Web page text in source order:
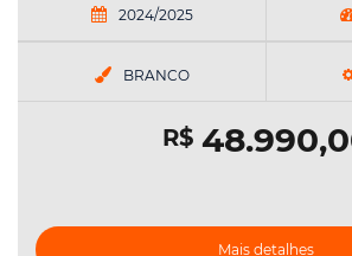
2024/2025
BRANCO
R$
Mais detalhes